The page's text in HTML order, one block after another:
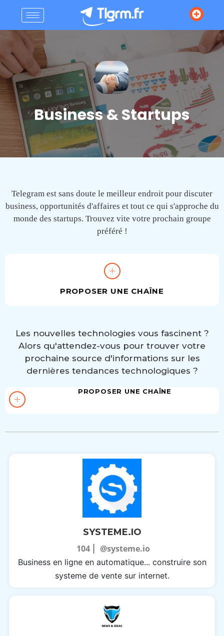
Business & Startups
Telegram est sans doute le meilleur endroit pour discuter
business, opportunités d'affaires et tout ce qui s'approche du
monde des startups. Trouvez vite votre prochain groupe
préféré !
PROPOSER UNE CHAÎNE
Les nouvelles technologies vous fascinent ?
Alors qu'attendez-vous pour trouver votre
prochaine source d'informations sur les
dernières tendances technologiques ?
PROPOSER UNE CHAÎNE
SYSTEME.IO
104
@systeme.io
Business en ligne en automatique... construire son
systeme de vente sur internet.